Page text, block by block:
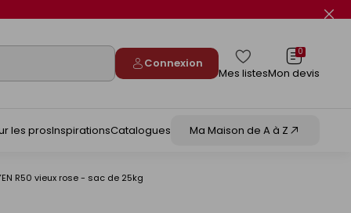
Connexion
Mes listes
0
Mon devis
les prosInspirationsCatalogues Ma Maison de A à Z
R50 vieux rose - sac de 25kg